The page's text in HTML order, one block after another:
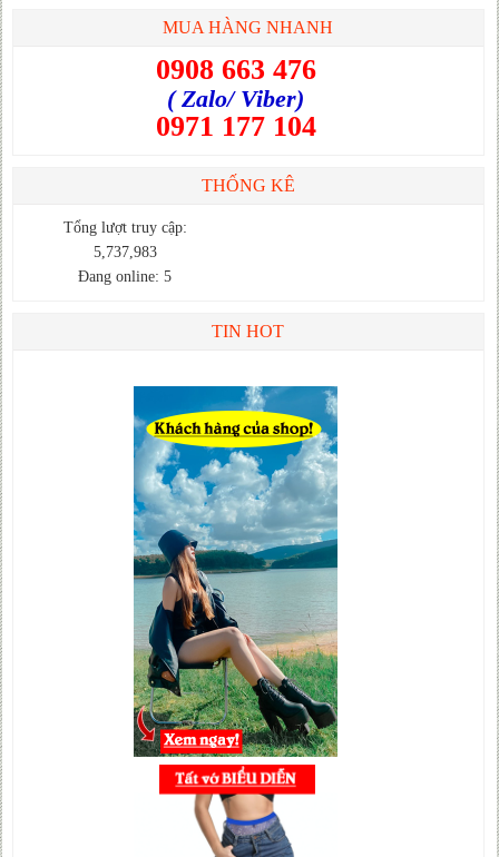
MUA HÀNG NHANH
0908 663 476
( Zalo/ Viber)
0971 177 104
THỐNG KÊ
Tổng lượt truy cập:
5,737,983
Đang online: 5
TIN HOT